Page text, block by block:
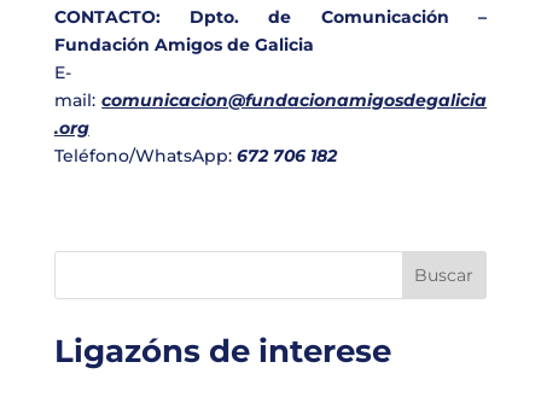
CONTACTO: Dpto. de Comunicación –
Fundación Amigos de Galicia
E-
mail:comunicacion@fundacionamigosdegalicia
.org
Teléfono/WhatsApp: 672 706 182
Buscar
Ligazóns de interese